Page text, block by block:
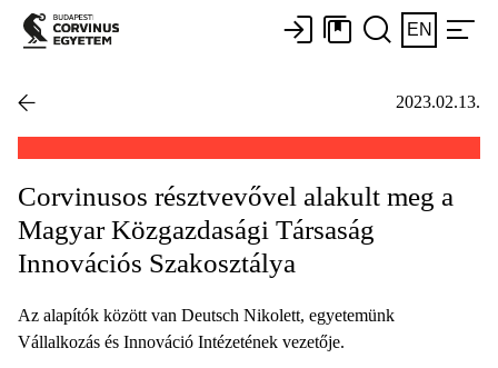
EN
2023.02.13.
Corvinusos résztvevővel alakult meg a
Magyar Közgazdasági Társaság
Innovációs Szakosztálya
Az alapítók között van Deutsch Nikolett, egyetemünk
Vállalkozás és Innováció Intézetének vezetője.